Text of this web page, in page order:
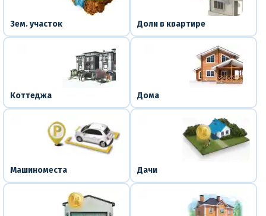
Зем. участок Доли в квартире
Коттеджа Дома
Машиноместа Дачи